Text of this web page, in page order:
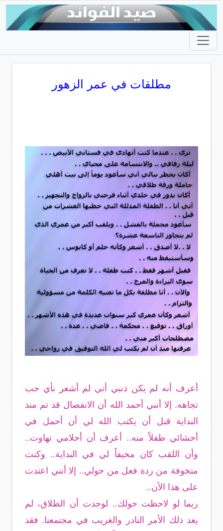
مطلقات في عمر الزهور
أعرف أنه لم يكن ذنبي أني لم أشعر بأي حب
تجاهه. إلا أنني أحمد الله أن الانفصال قد تم منذ
البداية قبل أن يكتب الله لي أن أحمل في
أحشائي طفلاً منه.. أعرف أن أحلامي تهاوت..
وأن اللقب كان مخيفاً لي في البداية.. وكنت
متخوفة من ردة فعل من حولي.. إلا أنني اعتدت
على هذا الآن..
ربما لو لاحظت حولك.. لوجدت أن الطلاق، لم
يعد ذلك الأمر النادر والغريب في مجتمعنا. فقد